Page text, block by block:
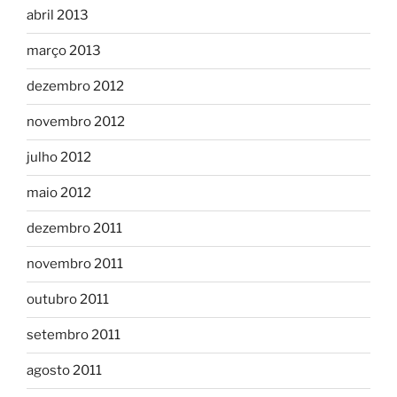
abril 2013
março 2013
dezembro 2012
novembro 2012
julho 2012
maio 2012
dezembro 2011
novembro 2011
outubro 2011
setembro 2011
agosto 2011